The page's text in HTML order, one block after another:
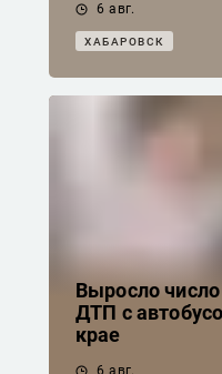
6 авг.
ХАБАРОВСК
Выросло
ДТП с
крае
6 авг.